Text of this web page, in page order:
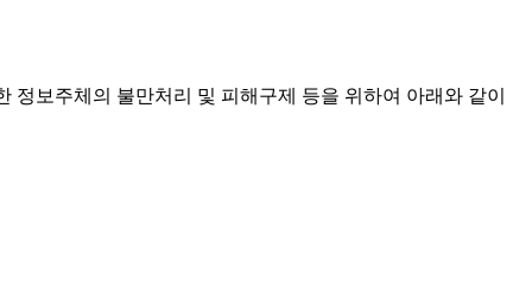
보주체의 불만처리 및 피해구제 등을 위하여 아래와 같이